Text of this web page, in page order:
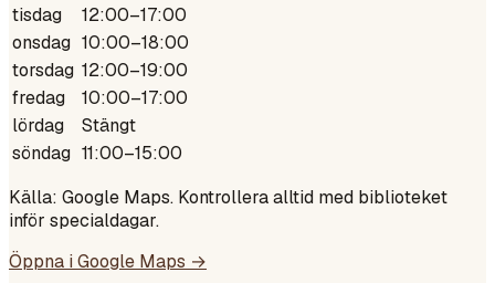
tisdag
12:00–17:00
onsdag 10:00–18:00
torsdag 12:00–19:00
fredag
10:00–17:00
lördag
Stängt
söndag 11:00–15:00
Källa: Google Maps. Kontrollera alltid med biblioteket
inför specialdagar.
Öppna i Google Maps →